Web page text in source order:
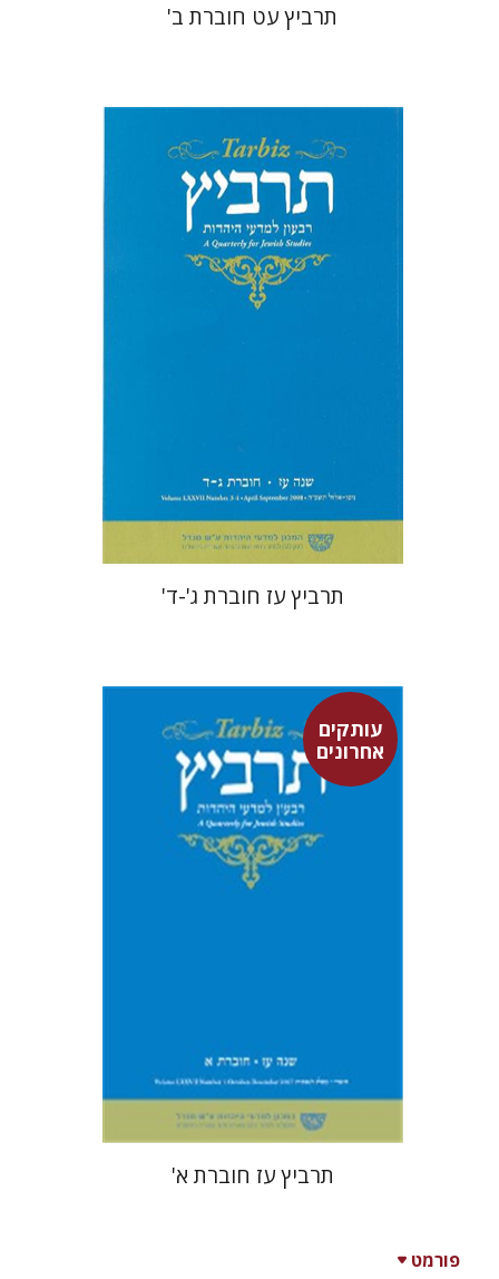
פורמט
תרביץ עט חוברת ב'
מנחם קיסטר יואב רוזנטל
שולמית אליצור
משה אידל
איילת סיידלר
יואל מרציאנו
נתן כהן
יעקב אלבוים
יוסף הקר
$52
$47
תרביץ עז חוברת ג'-ד'
עותקים
אחרונים
גיא דרשן יונתן גרוסמן
שלום צדיק
יואב רוזנטל
ישי רוזן-צבי
שמחה עמנואל
הקר יוסף
יעקב אלבוים
$26
תרביץ עז חוברת א'